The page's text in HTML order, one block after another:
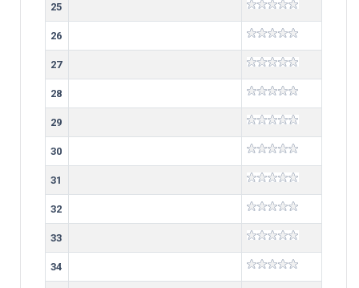
25
26
27
28
29
30
31
32
33
34